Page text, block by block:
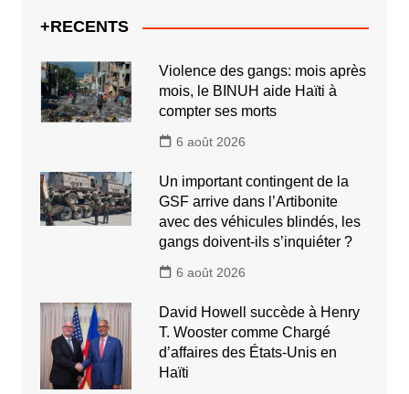
+RECENTS
Violence des gangs: mois après
mois, le BINUH aide Haïti à
compter ses morts
6 août 2026
Un important contingent de la
GSF arrive dans l’Artibonite
avec des véhicules blindés, les
gangs doivent-ils s’inquiéter ?
6 août 2026
David Howell succède à Henry
T. Wooster comme Chargé
d’affaires des États-Unis en
Haïti